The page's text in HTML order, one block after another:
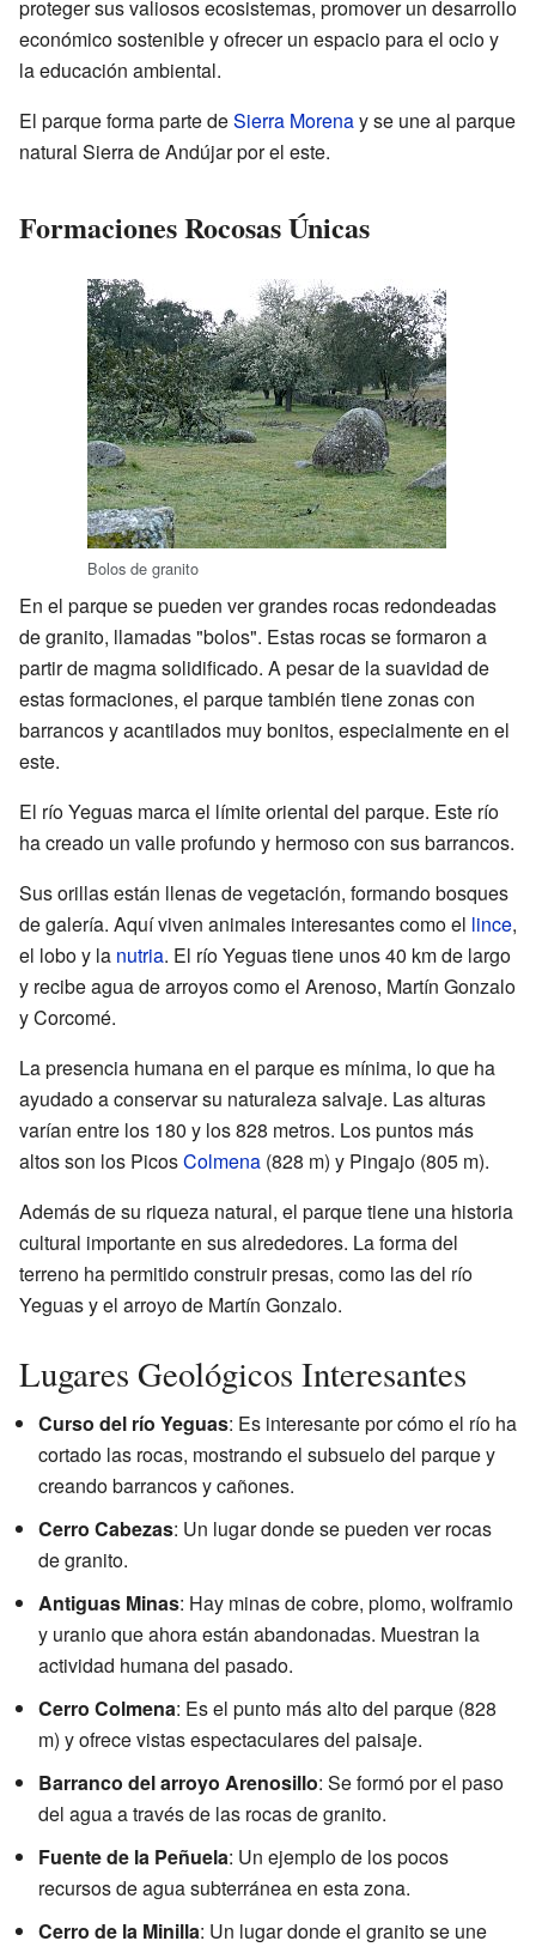
proteger sus valiosos ecosistemas, promover un desarrollo
económico sostenible y ofrecer un espacio para el ocio y
la educación ambiental.
El parque forma parte deSierra Morenay se une al parque
natural Sierra de Andújar por el este.
Formaciones Rocosas Únicas
Bolos de granito
En el parque se pueden ver grandes rocas redondeadas
de granito, llamadas "bolos". Estas rocas se formaron a
partir de magma solidificado. A pesar de la suavidad de
estas formaciones, el parque también tiene zonas con
barrancos y acantilados muy bonitos, especialmente en el
este.
El río Yeguas marca el límite oriental del parque. Este río
ha creado un valle profundo y hermoso con sus barrancos.
Sus orillas están llenas de vegetación, formando bosques
de galería. Aquí viven animales interesantes como el lince,
el lobo y la nutria. El río Yeguas tiene unos 40 km de largo
y recibe agua de arroyos como el Arenoso, Martín Gonzalo
y Corcomé.
La presencia humana en el parque es mínima, lo que ha
ayudado a conservar su naturaleza salvaje. Las alturas
varían entre los 180 y los 828 metros. Los puntos más
altos son los PicosColmena (828 m) y Pingajo (805 m).
Además de su riqueza natural, el parque tiene una historia
cultural importante en sus alrededores. La forma del
terreno ha permitido construir presas, como las del río
Yeguas y el arroyo de Martín Gonzalo.
Lugares Geológicos Interesantes
Curso del río Yeguas: Es interesante por cómo el río ha
cortado las rocas, mostrando el subsuelo del parque y
creando barrancos y cañones.
Cerro Cabezas: Un lugar donde se pueden ver rocas
de granito.
Antiguas Minas: Hay minas de cobre, plomo, wolframio
y uranio que ahora están abandonadas. Muestran la
actividad humana del pasado.
Cerro Colmena: Es el punto más alto del parque (828
m) y ofrece vistas espectaculares del paisaje.
Barranco del arroyo Arenosillo: Se formó por el paso
del agua a través de las rocas de granito.
Fuente de la Peñuela: Un ejemplo de los pocos
recursos de agua subterránea en esta zona.
Cerro de la Minilla: Un lugar donde el granito se une